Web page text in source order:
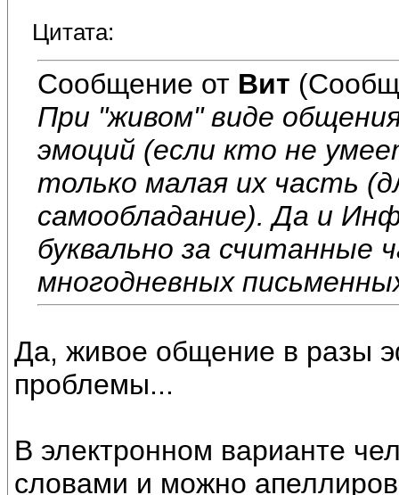
Цитата:
Сообщение от Вит
При "живом" виде
эмоций (если кто не
только малая их часть
самообладание). Да и
буквально за считанные
многодневных
Да, живое общение в разы
проблемы...
В электронном варианте
словами и можно